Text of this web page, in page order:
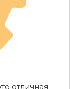
отличная